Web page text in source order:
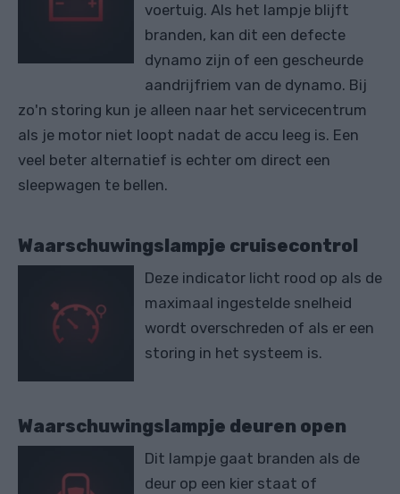
voertuig. Als het lampje blijft
branden, kan dit een defecte
dynamo zijn of een gescheurde
aandrijfriem van de dynamo. Bij
zo'n storing kun je alleen naar het servicecentrum
als je motor niet loopt nadat de accu leeg is. Een
veel beter alternatief is echter om direct een
sleepwagen te bellen.
Waarschuwingslampje cruisecontrol
Deze indicator licht rood op als de
maximaal ingestelde snelheid
wordt overschreden of als er een
storing in het systeem is.
Waarschuwingslampje deuren open
Dit lampje gaat branden als de
deur op een kier staat of